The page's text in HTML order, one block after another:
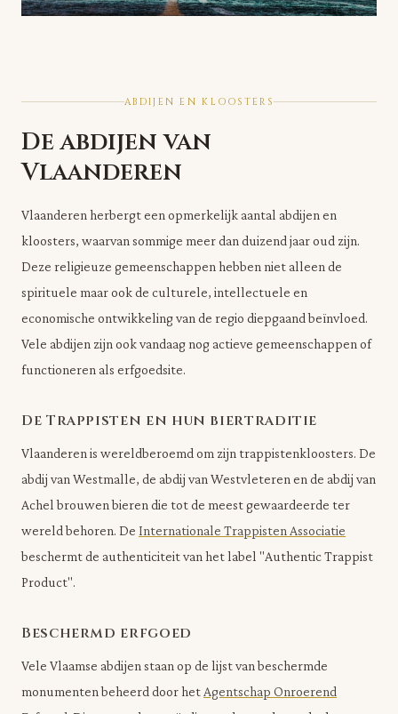
ABDIJEN EN KLOOSTERS
De abdijen van
Vlaanderen
Vlaanderen herbergt een opmerkelijk aantal abdijen en
kloosters, waarvan sommige meer dan duizend jaar oud zijn.
Deze religieuze gemeenschappen hebben niet alleen de
spirituele maar ook de culturele, intellectuele en
economische ontwikkeling van de regio diepgaand beïnvloed.
Vele abdijen zijn ook vandaag nog actieve gemeenschappen of
functioneren als erfgoedsite.
De Trappisten en hun biertraditie
Vlaanderen is wereldberoemd om zijn trappistenkloosters. De
abdij van Westmalle, de abdij van Westvleteren en de abdij van
Achel brouwen bieren die tot de meest gewaardeerde ter
wereld behoren. De Internationale Trappisten Associatie
beschermt de authenticiteit van het label "Authentic Trappist
Product".
Beschermd erfgoed
Vele Vlaamse abdijen staan op de lijst van beschermde
monumenten beheerd door het Agentschap Onroerend